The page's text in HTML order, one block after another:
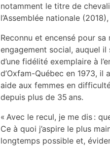
notamment le titre de
l’Assemblée nationale
Reconnu et encensé pour
engagement social, auquel
d’une fidélité exemplaire à
d’Oxfam-Québec en 1973,
aide aux femmes en
depuis plus de 35 ans.
« Avec le recul, je me dis :
Ce à quoi j’aspire le plus
longtemps possible et,